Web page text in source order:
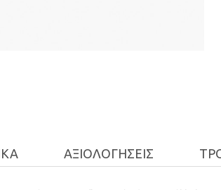
ΑΞΙΟΛΟΓΉΣΕΙΣ